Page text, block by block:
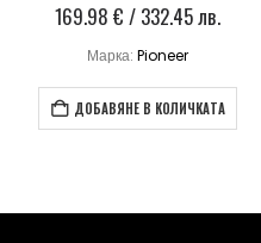
0out of 5
169.98€ / 332.45 лв.
Марка:Pioneer
ДОБАВЯНЕ В КОЛИЧКАТА